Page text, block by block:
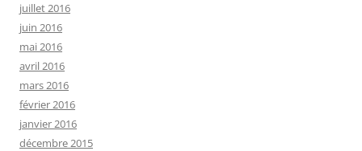
juillet 2016
juin 2016
mai 2016
avril 2016
mars 2016
février 2016
janvier 2016
décembre 2015